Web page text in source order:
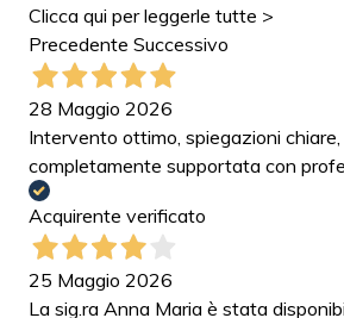
Clicca qui per leggerle tutte >
Precedente Successivo
28 Maggio 2026
Intervento ottimo, spiegazioni
completamente supportata con
Acquirente verificato
25 Maggio 2026
La sig.ra Anna Maria è stata